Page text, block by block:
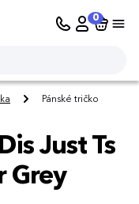
0
Pánské tričko
Just Ts
Grey